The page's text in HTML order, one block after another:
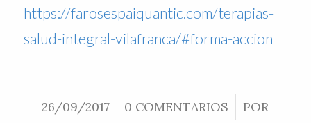
https://farosespaiquantic.com/terapias-
salud-integral-vilafranca/#forma-accion
26/09/2017
/ 0 COMENTARIOS
/
POR